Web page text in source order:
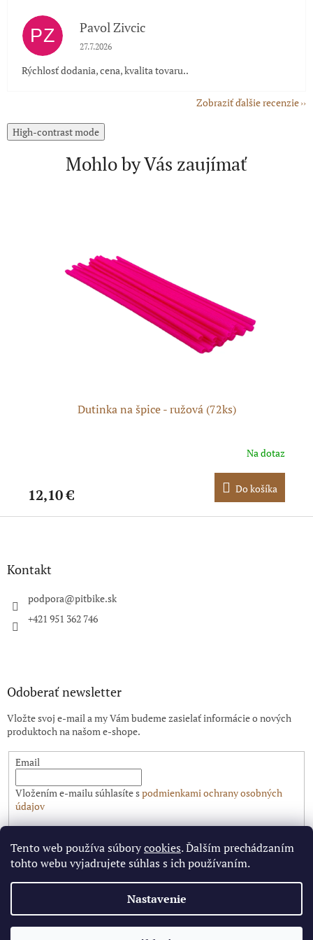
Tento web používa súborycookies. Ďalším prechádzaním
tohto webu vyjadrujete súhlas s ich používaním.
Nastavenie
PZ Pavol Zivcic
Hodnotenie obchodu je 5 z 5 hviezdičiek.
27.7.2026
Rýchlosť dodania, cena, kvalita tovaru..
Zobraziť ďalšie recenzie
High-contrast mode
Mohlo by Vás zaujímať
Dutinka na špice - ružová (72ks)
Na dotaz
12,10 € Do košíka
Z
Kontakt
podpora@pitbike.sk
+421 951 362 746
Odoberať newsletter
Vložte svoj e-mail a my Vám budeme zasielať informácie o nových
produktoch na našom e-shope.
Email
Vložením e-mailu súhlasíte spodmienkami ochrany osobných
údajov
Vytvoril Shoptet